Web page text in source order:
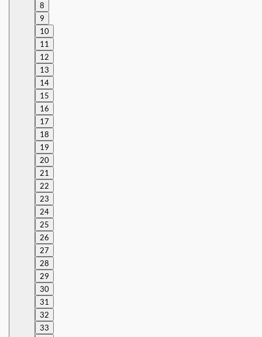
8
9
10
11
12
13
14
15
16
17
18
19
20
21
22
23
24
25
26
27
28
29
30
31
32
33